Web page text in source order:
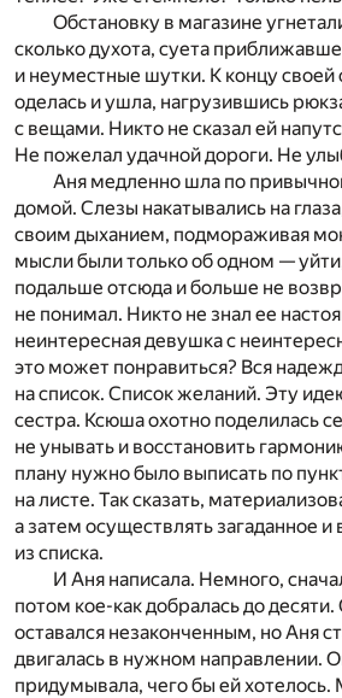
Обстановку в магазине
сколько духота, суета
и неуместные шутки. К концу
оделась и ушла, нагрузившись
с вещами. Никто не сказал ей
Не пожелал удачной дороги. Не
Аня медленно шла по
домой. Слезы накатывались на
своим дыханием, подмораживая
мысли были только об одном —
подальше отсюда и больше не
не понимал. Никто не знал ее
неинтересная девушка с
это может понравиться? Вся
на список. Список желаний. Эту
сестра. Ксюша охотно поделилась
не унывать и восстановить
плану нужно было выписать по
на листе. Так сказать,
а затем осуществлять загаданное и
из списка.
И Аня написала. Немного,
потом кое-как добралась до десяти.
оставался незаконченным, но Аня
двигалась в нужном направлении.
придумывала, чего бы ей хотелось.